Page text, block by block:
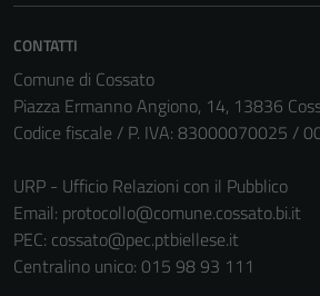
CONTATTI
Comune di Cossato
Piazza Ermanno Angiono, 14, 13836
Codice fiscale / P. IVA: 83000070025 /
URP - Ufficio Relazioni con il Pubblico
Email: protocollo@comune.cossato.bi.it
PEC: cossato@pec.ptbiellese.it
Centralino unico: 015 98 93 111